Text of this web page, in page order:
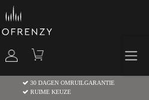
30 DAGEN OMRUILGARANTIE
RUIME KEUZE